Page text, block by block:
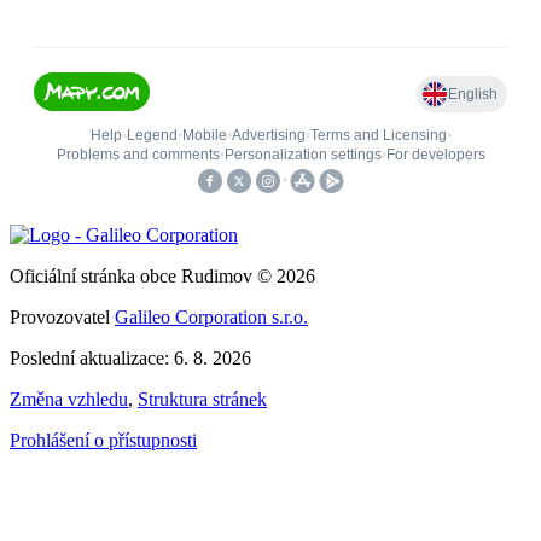
Oficiální stránka obce Rudimov © 2026
Provozovatel Galileo Corporation s.r.o.
Poslední aktualizace: 6. 8. 2026
Změna vzhledu, Struktura stránek
Prohlášení o přístupnosti